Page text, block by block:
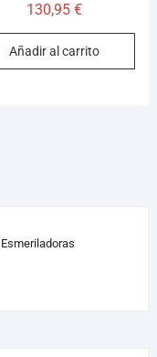
130,95€
Añadir al carrito